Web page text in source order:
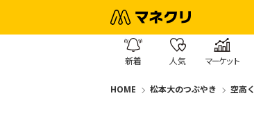
新着 人気 マーケット
HOME 松本大のつぶやき 空高く